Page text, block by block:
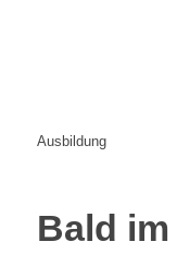
Ausbildung
Bald